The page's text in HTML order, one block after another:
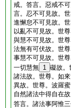
戒。答言。惡戒不
言。忍不可見故。
進懈怠不可見故。
以亂不可見故。世
與慧不可見故。世
法無有可伏故。世
事慧不可見故。世
一切慧無 1 礙故。
諸法故。世尊。如
異故。世尊。波羅
自然諸法中得自在
答言。諸法事阿惟